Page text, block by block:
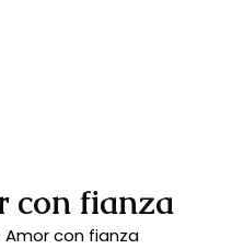
con fianza
Amor con fianza